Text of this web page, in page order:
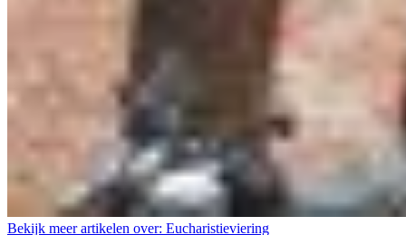
Bekijk meer artikelen over: Eucharistieviering